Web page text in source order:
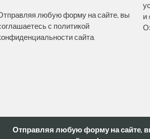
любую форму на сайте, вы
с политикой
сайта.
и
Отправляя любую форму на сайте,